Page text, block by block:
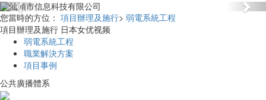
Previous
您當時的方位： 項目辦理及施行> 弱電系統工程
項目辦理及施行 日本女优视频
弱電系統工程
職業解決方案
項目事例
公共廣播體系